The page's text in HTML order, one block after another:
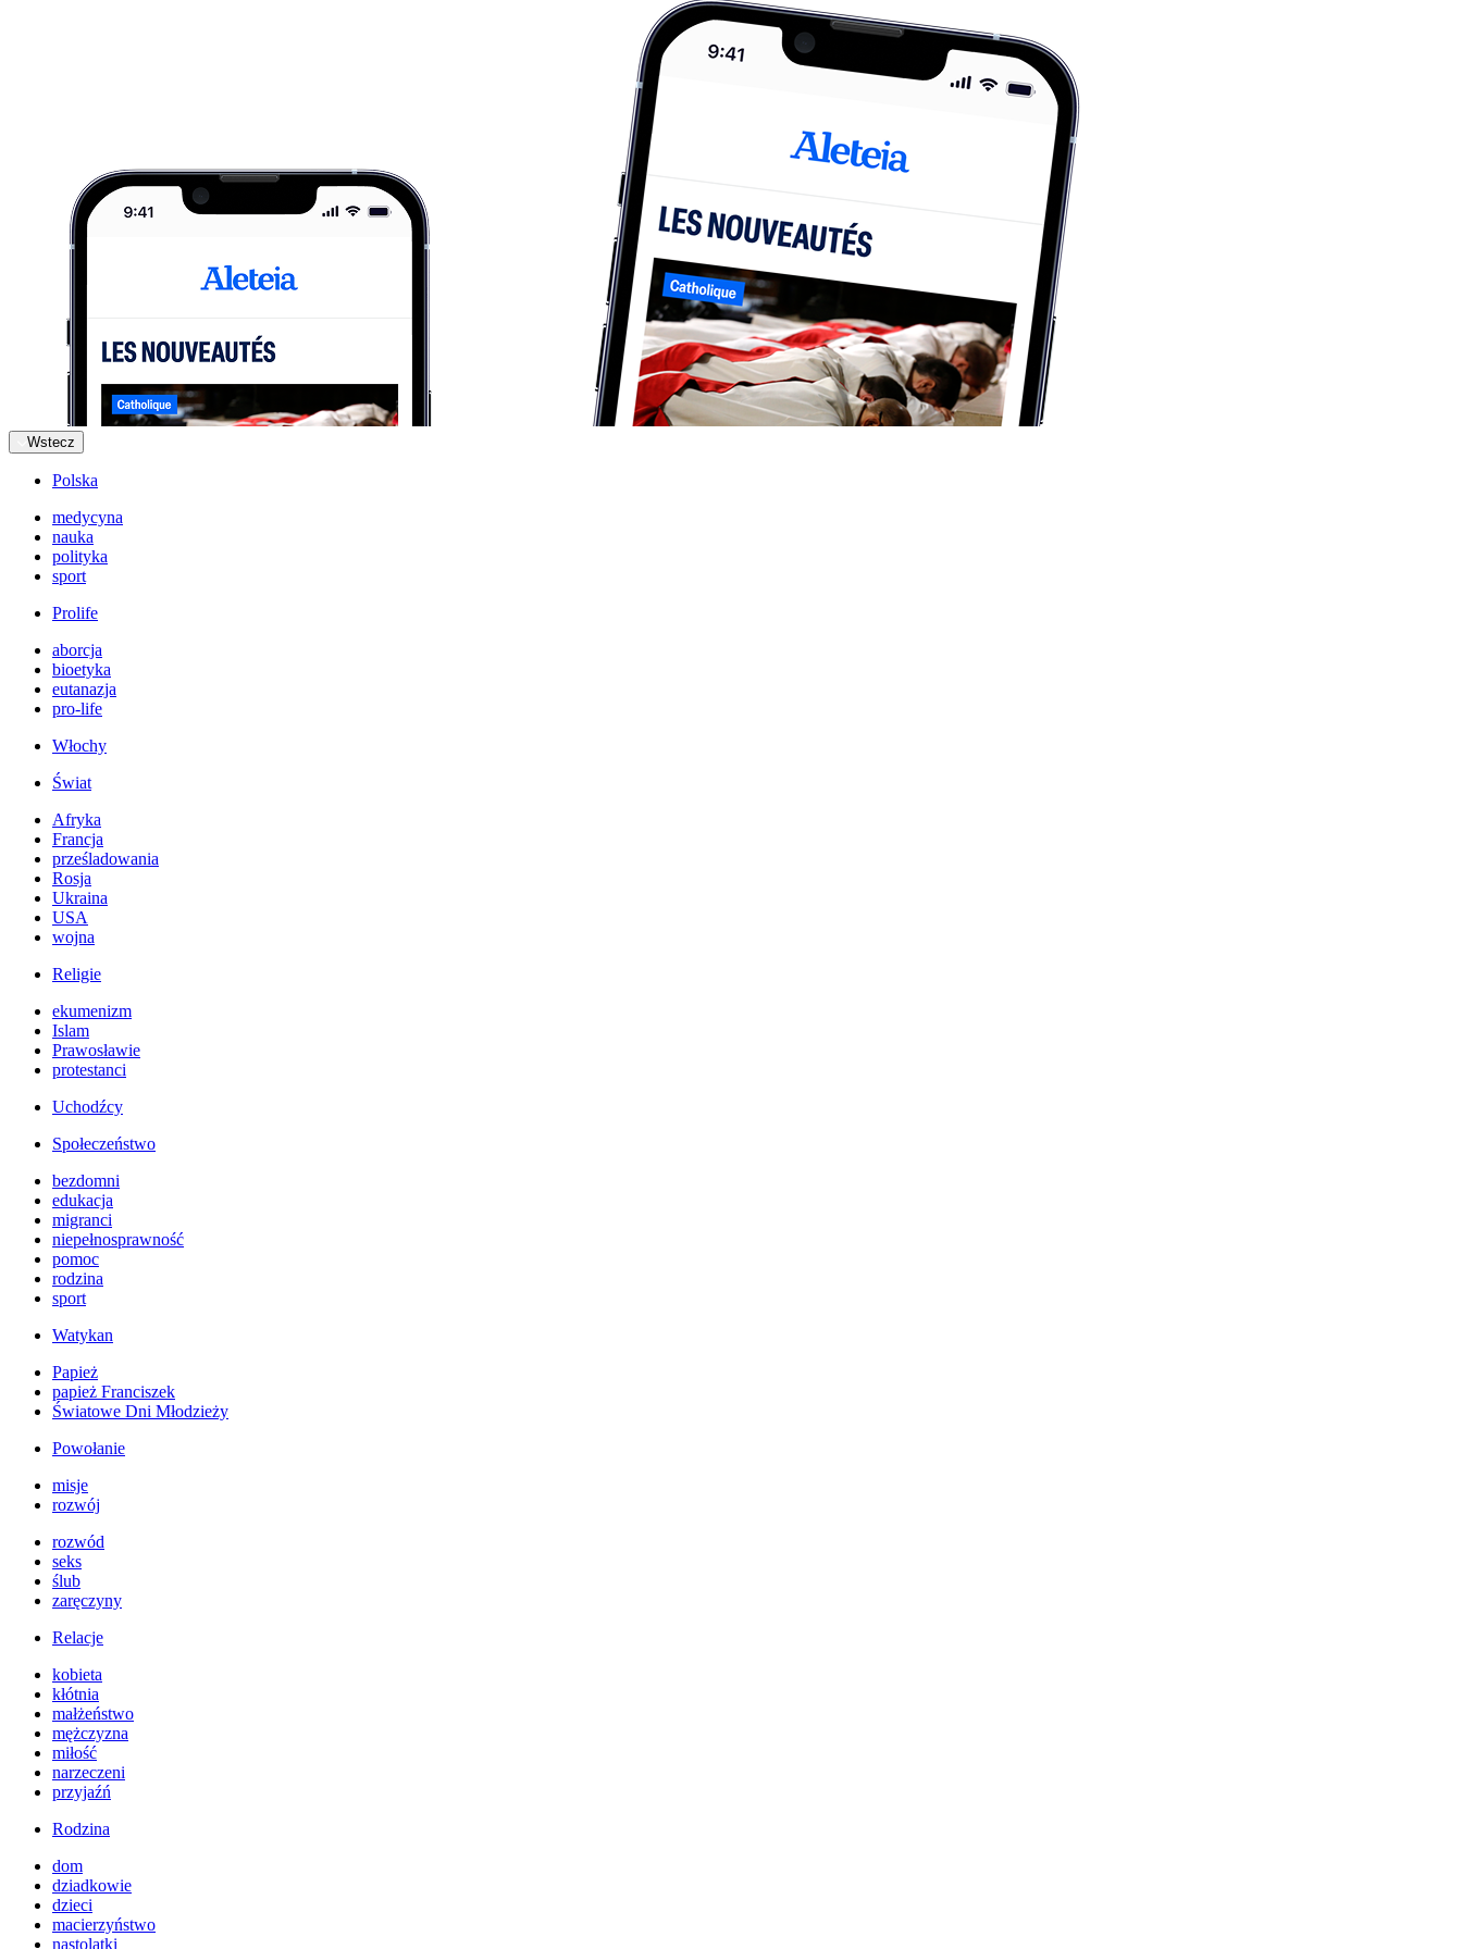
Wstecz
Polska
medycyna
nauka
polityka
sport
Prolife
aborcja
bioetyka
eutanazja
pro-life
Włochy
Świat
Afryka
Francja
prześladowania
Rosja
Ukraina
USA
wojna
Religie
ekumenizm
Islam
Prawosławie
protestanci
Uchodźcy
Społeczeństwo
bezdomni
edukacja
migranci
niepełnosprawność
pomoc
rodzina
sport
Watykan
Papież
papież Franciszek
Światowe Dni Młodzieży
Powołanie
misje
rozwój
rozwód
seks
ślub
zaręczyny
Relacje
kobieta
kłótnia
małżeństwo
mężczyzna
miłość
narzeczeni
przyjaźń
Rodzina
dom
dziadkowie
dzieci
macierzyństwo
nastolatki